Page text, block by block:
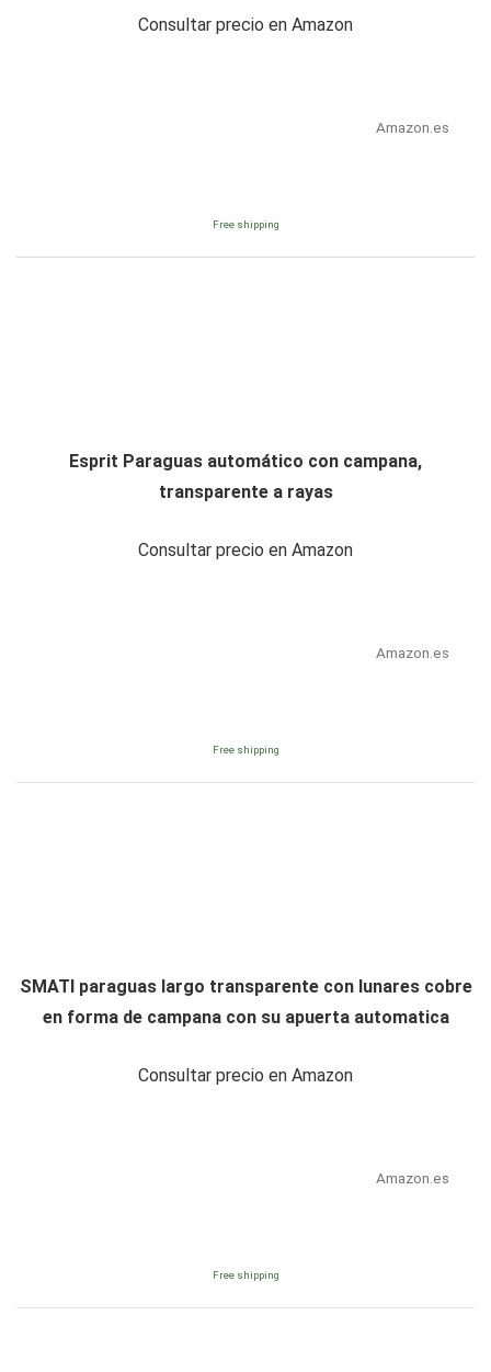
Consultar precio en Amazon
Amazon.es
Free shipping
Esprit Paraguas automático con campana,
transparente a rayas
Consultar precio en Amazon
Amazon.es
Free shipping
SMATI paraguas largo transparente con lunares cobre
en forma de campana con su apuerta automatica
Consultar precio en Amazon
Amazon.es
Free shipping